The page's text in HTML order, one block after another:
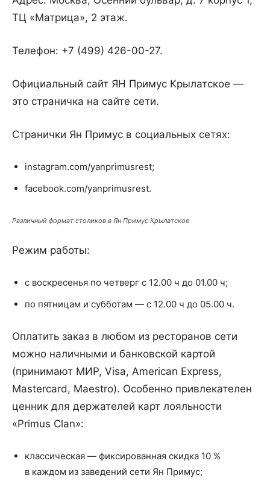
ТЦ «Матрица», 2 этаж.
Телефон: +7 (499) 426-00-27.
Официальный сайт ЯН Примус Крылатское —
это страничка на сайте сети.
Странички Ян Примус в социальных сетях:
instagram.com/yanprimusrest;
facebook.com/yanprimusrest.
Различный формат столиков в Ян Примус Крылатское
Режим работы:
с воскресенья по четверг с 12.00 ч до 01.00 ч;
по пятницам и субботам — с 12.00 ч до 05.00 ч.
Оплатить заказ в любом из ресторанов сети
можно наличными и банковской картой
(принимают МИР, Visa, American Express,
Mastercard, Maestro). Особенно привлекателен
ценник для держателей карт лояльности
«Primus Clan»:
классическая — фиксированная скидка 10 %
в каждом из заведений сети Ян Примус;